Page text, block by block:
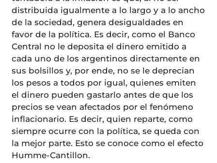
distribuida igualmente a lo largo y a lo ancho
de la sociedad, genera desigualdades en
favor de la política. Es decir, como el Banco
Central no le deposita el dinero emitido a
cada uno de los argentinos directamente en
sus bolsillos y, por ende, no se le deprecian
los pesos a todos por igual, quienes emiten
el dinero pueden gastarlo antes de que los
precios se vean afectados por el fenómeno
inflacionario. Es decir, quien reparte, como
siempre ocurre con la política, se queda con
la mejor parte. Esto se conoce como el efecto
Humme-Cantillon.